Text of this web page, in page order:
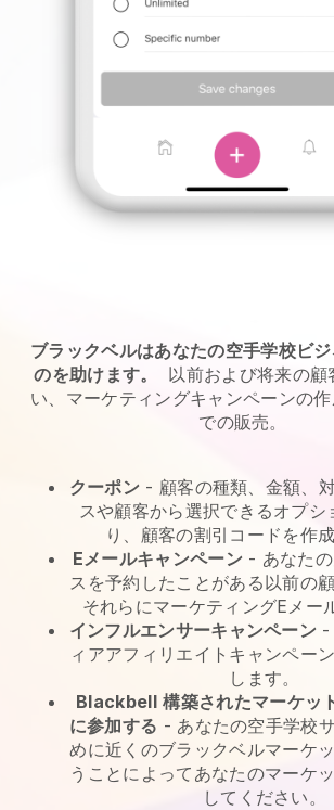
ブラックベルはあなたの空手学校ビ
のを助けます。
以前および将来の顧
い、マーケティングキャンペーンの
での販売。
クーポン- 顧客の種類、金額、
スや顧客から選択できるオプシ
り、顧客の割引コードを作成
Eメールキャンペーン- あなた
スを予約したことがある以前の
それらにマーケティングEメー
インフルエンサーキャンペーン -
ィアアフィリエイトキャンペー
します。
Blackbell 構築されたマーケッ
に参加する - あなたの空手学校
めに近くのブラックベルマーケ
うことによってあなたのマーケ
してください。